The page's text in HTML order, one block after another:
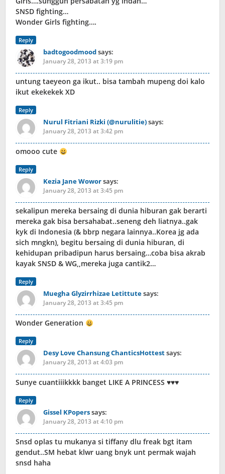
SNSD fighting…
Wonder Girls fighting….
Reply
badtogoodmoodsays:
January 28, 2013 at 3:19 pm
untung taeyeon ga ikut.. bisa tambah mupeng doi kalo
ikut ekekekek XD
Reply
Nurul Fitriani Rizki (@nurulitie)says:
January 28, 2013 at 3:42 pm
omooo cute
Reply
Kezia Jane Woworsays:
January 28, 2013 at 3:45 pm
sekalipun mereka bersaing di dunia hiburan gak berarti
mereka gak bisa bersahabat..seneng deh liatnya..gak
kyk di Indonesia (& bbrp negara lainnya..Korea jg ada
sich mngkn), begitu bersaing di dunia hiburan, di
kehidupan pribadipun harus bersaing…coba bisa akrab
kayak SNSD & WG,,mereka juga cantik2…
Reply
Muegha Glyzirrhizae Letittutesays:
January 28, 2013 at 3:45 pm
Wonder Generation
Reply
Desy Love Chansung ChanticsHottestsays:
January 28, 2013 at 4:03 pm
Sunye cuantiiikkkk banget LIKE A PRINCESS ♥♥♥
Reply
Gissel KPoperssays:
January 28, 2013 at 4:10 pm
Snsd oplas tu mukanya si tiffany dlu freak bgt itam
gendut..SM hebat klwr uang bnyk unt permak wajah
snsd haha